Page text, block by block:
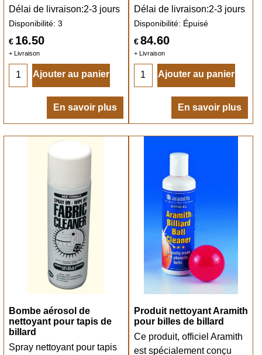
€ 16.50
+ Livraison
Délai de livraison:2-3 jours
Disponibilité: 3
Ajouter au panier
En savoir plus
€ 84.60
+ Livraison
Délai de livraison:2-3 jours
Disponibilité: Épuisé
Ajouter au panier
En savoir plus
Bombe aérosol de
nettoyant pour tapis de
billard
Spray nettoyant pour tapis
Produit nettoyant Aramith
pour billes de billard
Ce produit, officiel Aramith
est spécialement conçu